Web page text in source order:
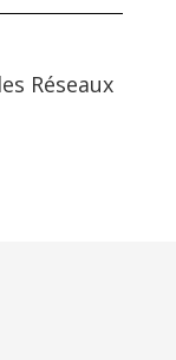
Réseaux